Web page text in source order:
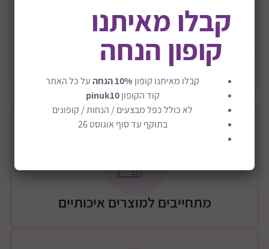
‏מכיל: כוסיות, פיפטה, כף מדידה, נתרן אלגינט, וערכת
צביעה... ‏
מידות האריזה בס"מ : 20x6x21קרא עוד
מידע כללי
מתחייבים למוצרים איכותיים
קבלו מאיתנו
קופון הנחה
קבלו מאיתנו קופון 10% הנחה
על כל האתר
קוד הקופוןpinuk10
לא כולל כפל מבצעים / הנחות / קופונים
בתוקף עד סוף אוגוסט 26